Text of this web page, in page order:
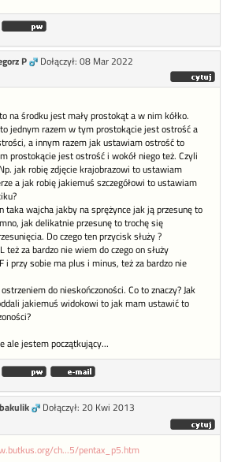
P
Dołączył: 08 Mar 2022
na środku jest mały prostokąt a w nim kółko.
jednym razem w tym prostokącie jest ostrość a
a innym razem jak ustawiam ostrość to
prostokącie jest ostrość i wokół niego też. Czyli
jak robię zdjęcie krajobrazowi to ustawiam
a jak robię jakiemuś szczegółowi to ustawiam
taka wajcha jakby na sprężynce jak ją przesunę to
jak delikatnie przesunę to trochę się
Do czego ten przycisk służy ?
też za bardzo nie wiem do czego on służy
i przy sobie ma plus i minus, też za bardzo nie
do nieskończoności. Co to znaczy? Jak
jakiemuś widokowi to jak mam ustawić to
ale jestem początkujący...
bakulik
Dołączył: 20 Kwi 2013
ch...5/pentax_p5.htm